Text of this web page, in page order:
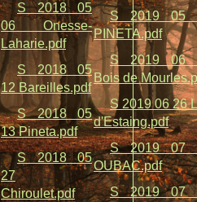
S 2018 05
06 Onesse-
Laharie.pdf
S 2018 05
12 Bareilles.pdf
S 2018 05
13 Pineta.pdf
S 2018 05
27
Chiroulet.pdf
S 2019 05
PINETA.pdf
S 2019 06
Bois de
S 2019 06 26
d'Estaing.pdf
S 2019 07
OUBAC.pdf
S 2019 07